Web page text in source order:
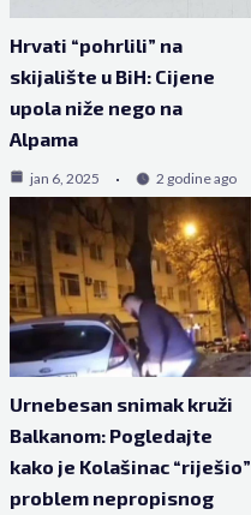
Hrvati “pohrlili” na
skijalište u BiH: Cijene
upola niže nego na
Alpama
jan 6, 2025 2 godine ago
Urnebesan snimak kruži
Balkanom: Pogledajte
kako je Kolašinac “riješio”
problem nepropisnog